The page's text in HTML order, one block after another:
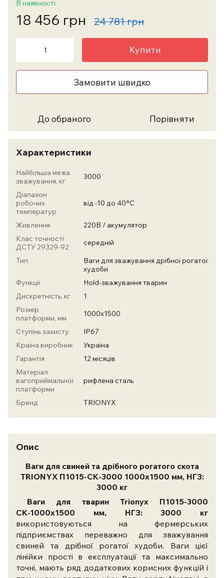
В наявності
18 456 грн 24 781 грн
Купити
Замовити швидко
До обраного Порівняти
Характеристики
Найбільша межа
зважування, кг
3000
Діапазон
робочих
температур
від -10 до 40°С
Живлення
220В / акумулятор
Клас точності
ДСТУ 29329-92
середній
Тип
Ваги для зважування дрібної рогатої
худоби
Функції
Hold-зважування тварин
Дискретність, кг
1
Розмір
платформи, мм
1000х1500
Ступінь захисту
IP67
Країна виробник
Україна
Гарантія
12 місяців
Матеріал
вагоприймальної
платформи
рифлена сталь
Бренд TRIONYX
Опис
Ваги для свиней та дрібного рогатого скота
TRIONYX П1015-СК-3000 1000х1500 мм, НГЗ:
3000 кг
Ваги для тварин Trionyx П1015-3000
СК-1000х1500 мм, НГЗ: 3000 кг
використовуються на фермерських
підприємствах переважно для зважування
свиней та дрібної рогатої худоби. Ваги цієї
лінійки прості в експлуатації та максимально
точні, мають ряд додаткових корисних функцій і